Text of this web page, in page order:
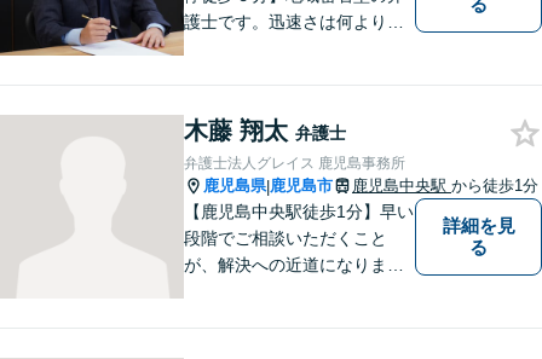
護士です。迅速さは何よりの
る
木藤 翔太 弁護士
弁護士法人グレイス 鹿児島事務所
鹿児島県|鹿児島市 鹿児島中央駅 から徒歩1分
【鹿児島中央駅徒歩1分】早い
段階でご相談いただくこと
が、解決への近道になりま
詳細を見
る